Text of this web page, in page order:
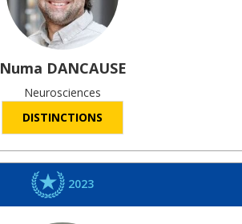
Numa DANCAUSE
Neurosciences
DISTINCTIONS
2023